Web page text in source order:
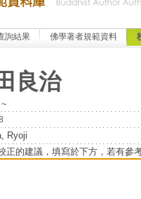
詢結果 佛學著者規範資料
良治
Ryoji
正的建議，填寫於下方，若有參